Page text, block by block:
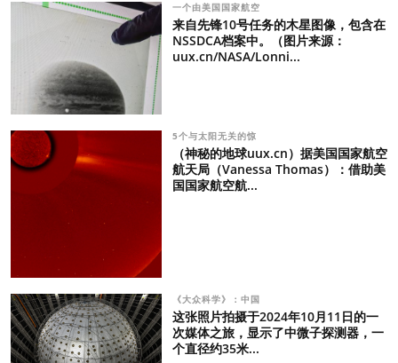
一个由美国国家航空
来自先锋10号任务的木星图像，包含在
NSSDCA档案中。（图片来源：
uux.cn/NASA/Lonni...
5个与太阳无关的惊
（神秘的地球uux.cn）据美国国家航空
航天局（Vanessa Thomas）：借助美
国国家航空航...
《大众科学》：中国
这张照片拍摄于2024年10月11日的一
次媒体之旅，显示了中微子探测器，一
个直径约35米...